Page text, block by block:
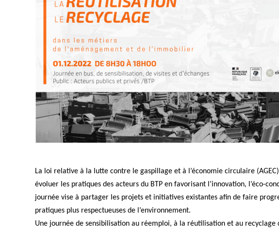
La loi relative à la lutte contre le gaspillage et à l’économie circulaire
évoluer les pratiques des acteurs du BTP en favorisant l’innovation, l’éco-
journée vise à partager les projets et initiatives existantes afin de faire
pratiques plus respectueuses de l’environnement.
Une journée de sensibilisation au réemploi, à la réutilisation et au recyclage